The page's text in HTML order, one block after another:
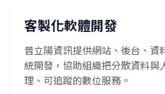
客製化軟體開發
普立陽資訊提供網站、後台、資
統開發，協助組織把分散資料與
理、可追蹤的數位服務。